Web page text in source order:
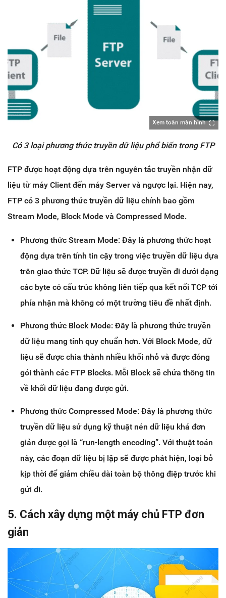
Xem toàn màn hình
Có 3 loại phương thức truyền dữ liệu phổ biến trong FTP
FTP được hoạt động dựa trên nguyên tắc truyền nhận dữ
liệu từ máy Client đến máy Server và ngược lại. Hiện nay,
FTP có 3 phương thức truyền dữ liệu chính bao gồm
Stream Mode, Block Mode và Compressed Mode.
Phương thức Stream Mode: Đây là phương thức hoạt
động dựa trên tính tin cậy trong việc truyền dữ liệu dựa
trên giao thức TCP. Dữ liệu sẽ được truyền đi dưới dạng
các byte có cấu trúc không liên tiếp qua kết nối TCP tới
phía nhận mà không có một trường tiêu đề nhất định.
Phương thức Block Mode: Đây là phương thức truyền
dữ liệu mang tính quy chuẩn hơn. Với Block Mode, dữ
liệu sẽ được chia thành nhiều khối nhỏ và được đóng
gói thành các FTP Blocks. Mỗi Block sẽ chứa thông tin
về khối dữ liệu đang được gửi.
Phương thức Compressed Mode: Đây là phương thức
truyền dữ liệu sử dụng kỹ thuật nén dữ liệu khá đơn
giản được gọi là “run-length encoding”. Với thuật toán
này, các đoạn dữ liệu bị lặp sẽ được phát hiện, loại bỏ
kịp thời để giảm chiều dài toàn bộ thông điệp trước khi
gửi đi.
5. Cách xây dựng một máy chủ FTP đơn
giản